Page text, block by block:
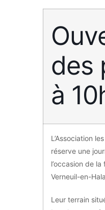
des
à
L’Association
réserve une
l’occasion de
Verneuil-en-
Leur terrain